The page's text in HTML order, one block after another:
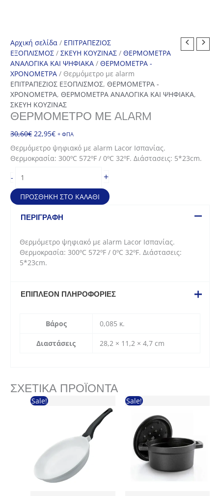
Αρχική σελίδα / ΕΠΙΤΡΑΠΕΖΙΟΣ
ΕΞΟΠΛΙΣΜΟΣ /ΣΚΕΥΗ ΚΟΥΖΙΝΑΣ /ΘΕΡΜΟΜΕΤΡΑ
ΑΝΑΛΟΓΙΚΑ ΚΑΙ ΨΗΦΙΑΚΑ /ΘΕΡΜΟΜΕΤΡΑ -
ΧΡΟΝΟΜΕΤΡΑ / Θερμόμετρο με alarm
ΕΠΙΤΡΑΠΕΖΙΟΣ ΕΞΟΠΛΙΣΜΟΣ, ΘΕΡΜΟΜΕΤΡΑ -
ΧΡΟΝΟΜΕΤΡΑ, ΘΕΡΜΟΜΕΤΡΑ ΑΝΑΛΟΓΙΚΑ ΚΑΙ ΨΗΦΙΑΚΑ,
ΣΚΕΥΗ ΚΟΥΖΙΝΑΣ
ΘΕΡΜΌΜΕΤΡΟ ΜΕ ALARM
30,60€ Original
was:
30,60€.
22,95€Η
τρέχουσα
τιμή
+ ΦΠΑ
Θερμόμετρο ψηφιακό με alarm Lacor Ισπανίας.
Θερμοκρασία: 300ºC 572ºF / 0ºC 32ºF. Διάστασεις: 5*23cm.
-
με
alarm
ποσότητα
+
ΠΡΟΣΘΉΚΗ ΣΤΟ ΚΑΛΆΘΙ
ΠΕΡΙΓΡΑΦΉ
Θερμόμετρο ψηφιακό με alarm Lacor Ισπανίας.
Θερμοκρασία: 300ºC 572ºF / 0ºC 32ºF. Διάστασεις:
5*23cm.
ΕΠΙΠΛΈΟΝ ΠΛΗΡΟΦΟΡΊΕΣ
Βάρος 0,085 κ.
Διαστάσεις 28,2 × 11,2 × 4,7 cm
ΣΧΕΤΙΚΆ ΠΡΟΪΌΝΤΑ
Sale! Sale!